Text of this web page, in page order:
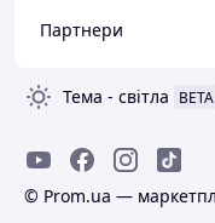
Партнери
Тема - світла BETA
© Prom.ua —